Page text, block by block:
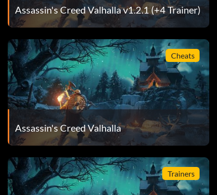
Assassin's Creed Valhalla v1.2.1 (+4 Trainer)
Cheats
Assassin's Creed Valhalla
Trainers